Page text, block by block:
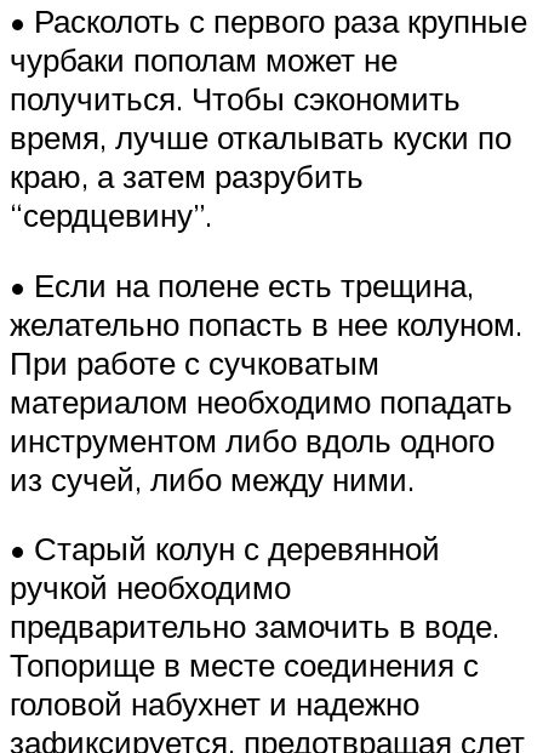
• Расколоть с первого раза крупные
чурбаки пополам может не
получиться. Чтобы сэкономить
время, лучше откалывать куски по
краю, а затем разрубить
“сердцевину”.
• Если на полене есть трещина,
желательно попасть в нее колуном.
При работе с сучковатым
материалом необходимо попадать
инструментом либо вдоль одного
из сучей, либо между ними.
• Старый колун с деревянной
ручкой необходимо
предварительно замочить в воде.
Топорище в месте соединения с
головой набухнет и надежно
зафиксируется, предотвращая слет